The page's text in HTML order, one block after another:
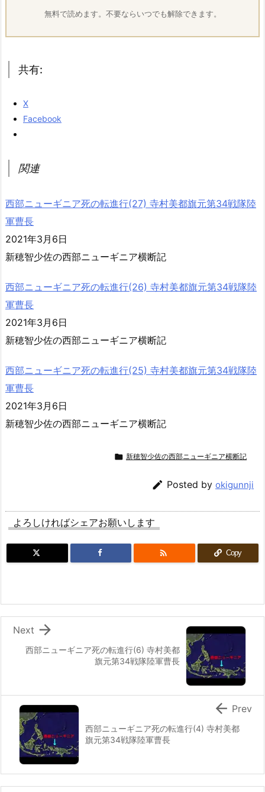
無料で読めます。不要ならいつでも解除できます。
共有:
X
Facebook
関連
西部ニューギニア死の転進行(27) 寺村美都旗元第34戦隊陸
軍曹長
2021年3月6日
新穂智少佐の西部ニューギニア横断記
西部ニューギニア死の転進行(26) 寺村美都旗元第34戦隊陸
軍曹長
2021年3月6日
新穂智少佐の西部ニューギニア横断記
西部ニューギニア死の転進行(25) 寺村美都旗元第34戦隊陸
軍曹長
2021年3月6日
新穂智少佐の西部ニューギニア横断記
 新穂智少佐の西部ニューギニア横断記
 Posted by okigunnji
よろしければシェアお願いします
 Copy
西部ニューギニア死の転進行(6) 寺村美都
旗元第34戦隊陸軍曹長

Next
西部ニューギニア死の転進行(4) 寺村美都
旗元第34戦隊陸軍曹長
 Prev